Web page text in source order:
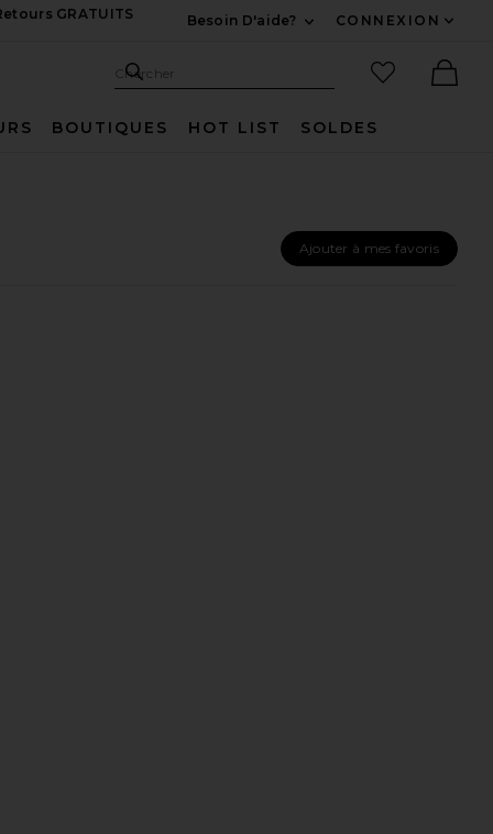
GRATUITS
Besoin D'aide?
CONNEXION
Recherche
Chercher
Articles
BOUTIQUES HOT LIST SOLDES
Ajouter à mes favoris